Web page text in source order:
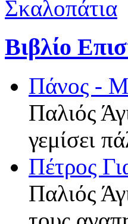
Βιβλίο
Πάνος -
Παλιός
γεμίσει
Πέτρος
Παλιός